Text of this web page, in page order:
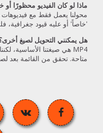
ماذا لو كان الفيديو محظورًا أو
محولنا يعمل فقط مع فيديوهات
'خاصاً' أو عليه قيود جغرافية،
هل يمكنني التحويل لصيغ
متاحة. تحقق من القائمة بعد